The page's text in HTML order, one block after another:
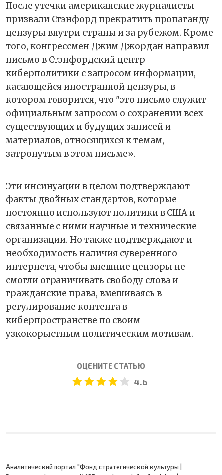
После утечки американские журналисты
призвали Стэнфорд прекратить пропаганду
цензуры внутри страны и за рубежом. Кроме
того, конгрессмен Джим Джордан направил
письмо в Стэнфордский центр
киберполитики с запросом информации,
касающейся иностранной цензуры, в
котором говорится, что "это письмо служит
официальным запросом о сохранении всех
существующих и будущих записей и
материалов, относящихся к темам,
затронутым в этом письме».
Эти инсинуации в целом подтверждают
факты двойных стандартов, которые
постоянно используют политики в США и
связанные с ними научные и технические
организации. Но также подтверждают и
необходимость наличия суверенного
интернета, чтобы внешние цензоры не
смогли ограничивать свободу слова и
гражданские права, вмешиваясь в
регулирование контента в
киберпространстве по своим
узкокорыстным политическим мотивам.
ОЦЕНИТЕ СТАТЬЮ
4.6
Аналитический портал "Фонд стратегической культуры |